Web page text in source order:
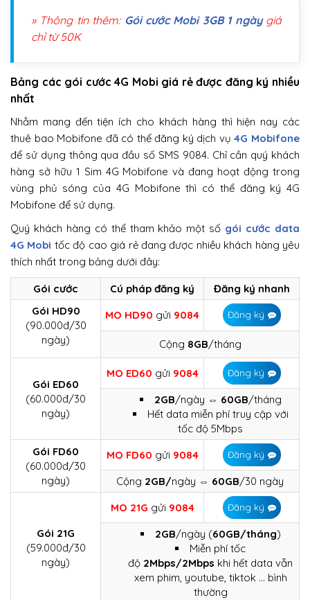
» Thông tin thêm: Gói cước Mobi 3GB 1 ngàygiá
chỉ từ 50K
Bảng các gói cước 4G Mobi giá rẻ được đăng ký nhiều
nhất
Nhằm mang đến tiện ích cho khách hàng thì hiện nay các
thuê bao Mobifone đã có thể đăng ký dịch vụ4G Mobifone
để sử dụng thông qua đầu số SMS 9084. Chỉ cần quý khách
hàng sở hữu 1 Sim 4G Mobifone và đang hoạt động trong
vùng phủ sóng của 4G Mobifone thì có thể đăng ký 4G
Mobifone để sử dụng.
Quý khách hàng có thể tham khảo một số gói cước data
4G Mobi tốc độ cao giá rẻ đang được nhiều khách hàng yêu
thích nhất trong bảng dưới đây:
Gói cước Cú pháp đăng ký
Đăng ký nhanh
Gói HD90
(90.000đ/30
ngày)
MO HD90 gửi 9084 Đăng ký
Cộng 8GB/tháng
Gói ED60
(60.000đ/30
ngày)
MO ED60 gửi 9084 Đăng ký
2GB/ngày ⇔​ 60GB/tháng
Hết data miễn phí truy cập với
tốc độ 5Mbps
Gói FD60
(60.000đ/30
ngày)
MO FD60 gửi 9084 Đăng ký
Cộng 2GB/ngày ⇔ 60GB/30 ngày
Gói 21G
(59.000đ/30
ngày)
MO 21G gửi9084 Đăng ký
2GB/ngày (60GB/tháng)
Miễn phí tốc
độ 2Mbps/2Mbps khi hết data vẫn
xem phim, youtube, tiktok … bình
thường